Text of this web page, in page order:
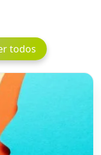
todos